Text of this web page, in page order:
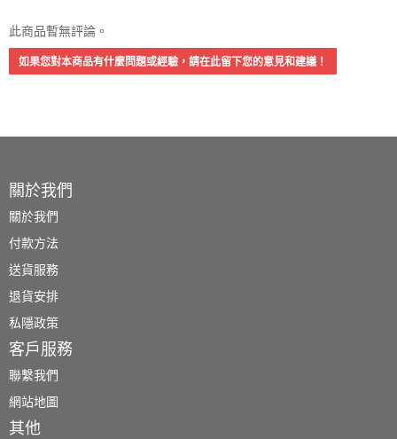
此商品暫無評論。
如果您對本商品有什麼問題或經驗，請在此留下您的意見和建議！
關於我們
關於我們
付款方法
送貨服務
退貨安排
私隱政策
客戶服務
聯繫我們
網站地圖
其他